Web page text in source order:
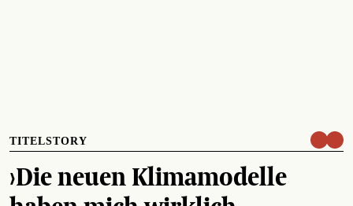
TITELSTORY
›Die neuen Klimamodelle